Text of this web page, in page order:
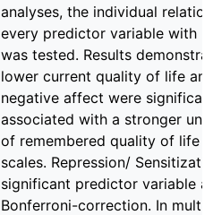
analyses, the individual
every predictor variable with
was tested. Results
lower current quality of life
negative affect were
associated with a stronger
of remembered quality of life
scales. Repression/
significant predictor variable
Bonferroni-correction. In